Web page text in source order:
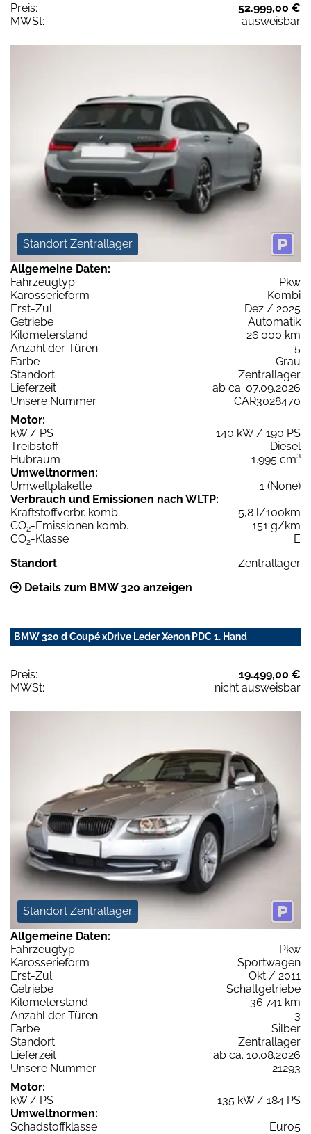
Preis:
52.999,00 €
MWSt:
ausweisbar
Standort Zentrallager
Allgemeine Daten:
Fahrzeugtyp
Pkw
Karosserieform
Kombi
Erst-Zul.
Dez / 2025
Getriebe
Automatik
Kilometerstand
26.000 km
Anzahl der Türen
5
Farbe
Grau
Standort
Zentrallager
Lieferzeit
ab ca. 07.09.2026
Unsere Nummer
CAR3028470
Motor:
kW / PS
140 kW / 190 PS
Treibstoff
Diesel
Hubraum
1.995 cm³
Umweltnormen:
Umweltplakette
1 (None)
Verbrauch und Emissionen nach WLTP:
Kraftstoffverbr. komb.
5,8 l/100km
CO2-Emissionen komb.
151 g/km
CO2-Klasse
E
Standort
Zentrallager
Details zum BMW 320 anzeigen
BMW 320 d Coupé xDrive Leder Xenon PDC 1. Hand
Preis:
19.499,00 €
MWSt:
nicht ausweisbar
Standort Zentrallager
Allgemeine Daten:
Fahrzeugtyp
Pkw
Karosserieform
Sportwagen
Erst-Zul.
Okt / 2011
Getriebe
Schaltgetriebe
Kilometerstand
36.741 km
Anzahl der Türen
3
Farbe
Silber
Standort
Zentrallager
Lieferzeit
ab ca. 10.08.2026
Unsere Nummer
21293
Motor:
kW / PS
135 kW / 184 PS
Umweltnormen:
Schadstoffklasse
Euro5